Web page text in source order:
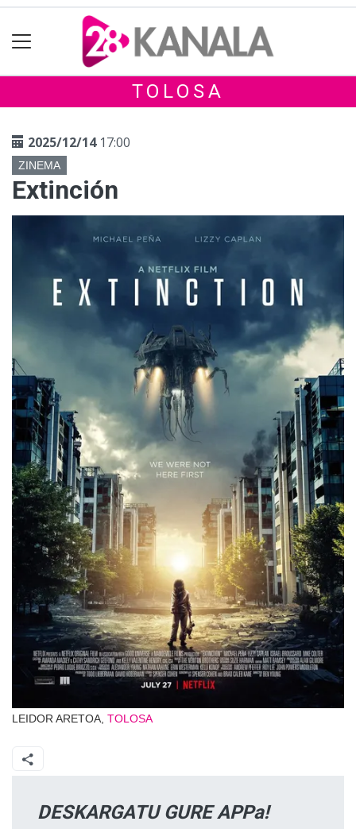
TOLOSA
2025/12/1417:00
ZINEMA
Extinción
LEIDOR ARETOA, TOLOSA
DESKARGATU GURE APPa!